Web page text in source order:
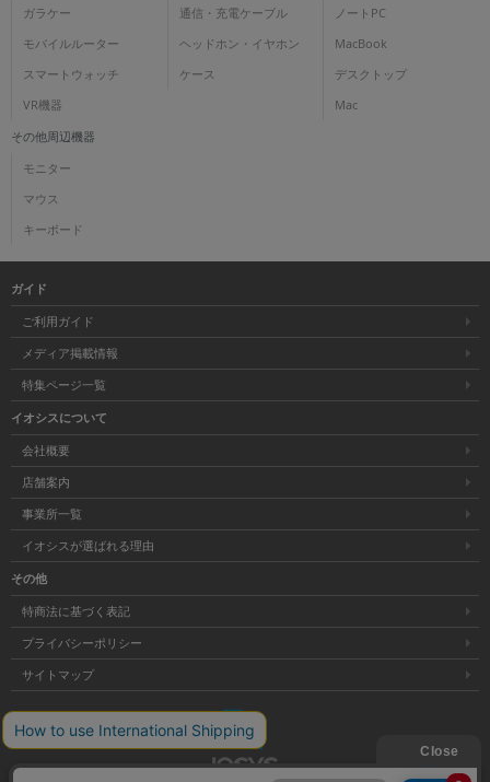
ガラケー
モバイルルーター
スマートウォッチ
VR機器
通信・充電ケーブル
ヘッドホン・イヤホン
ケース
ノートPC
MacBook
デスクトップ
Mac
その他周辺機器
モニター
マウス
キーボード
ガイド
ご利用ガイド
メディア掲載情報
特集ページ一覧
イオシスについて
会社概要
店舗案内
事業所一覧
イオシスが選ばれる理由
その他
特商法に基づく表記
プライバシーポリシー
サイトマップ